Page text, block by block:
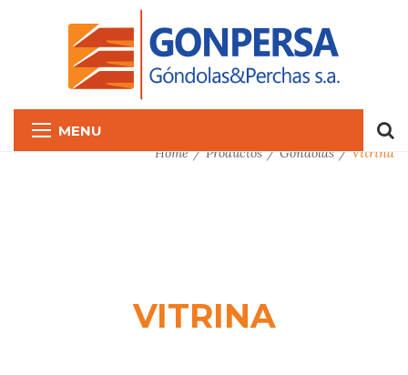
MENU
Home Productos Góndolas Vitrina
VITRINA